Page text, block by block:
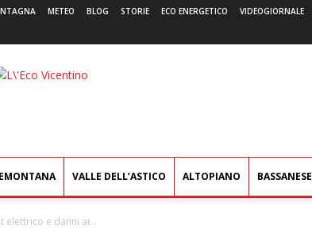
METEO BLOG STORIE ECO ENERGETICO VIDEOGIORNALE
L'Eco
VALLE DELL’ASTICO ALTOPIANO BASSANESE
elettrico e danni ai...